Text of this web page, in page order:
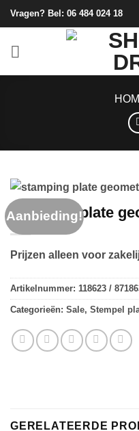
Ga
naar
Vragen? Bel: 06 484 024 18
Aanbieding!
stamping plate
Prijzen alleen voor
Artikelnummer: 118623 /
Categorieën: Sale, Stempel
GERELATEERDE